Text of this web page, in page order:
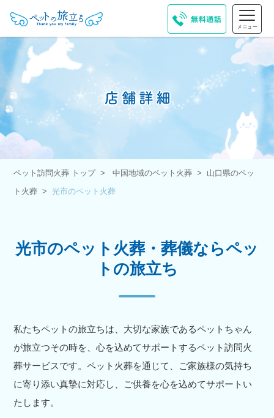
ペット訪問火葬 トップ 中国地域のペット火葬
山口県のペッ
ト火葬
光市のペット火葬
光市のペット火葬・葬儀ならペッ
トの旅立ち
私たちペットの旅立ちは、大切な家族であるペットちゃん
が旅立つその時を、心を込めてサポートするペット訪問火
葬サービスです。ペット火葬を通じて、ご家族様の気持ち
に寄り添い真摯に対応し、ご供養を心を込めてサポートい
たします。